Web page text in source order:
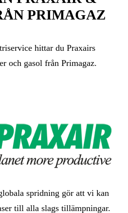
PRIMAGAZ
hittar du Praxairs
och gasol från Primagaz.
spridning gör att vi kan
till alla slags tillämpningar.